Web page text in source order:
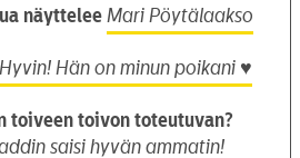
näyttelee Mari Pöytälaakso
Hyvin! Hän on minun poikani ♥
toiveen toivon toteutuvan?
saisi hyvän ammatin!